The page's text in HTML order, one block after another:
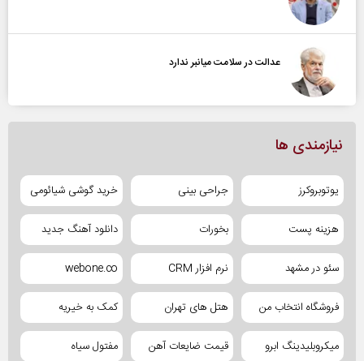
عدالت در سلامت میانبر ندارد
نیازمندی ها
یوتوبروکرز جراحی بینی خرید گوشی شیائومی
هزینه پست بخورات دانلود آهنگ جدید
سئو در مشهد نرم افزار CRM webone.co
فروشگاه انتخاب من هتل های تهران کمک به خیریه
میکروبلیدینگ ابرو قیمت ضایعات آهن مفتول سیاه